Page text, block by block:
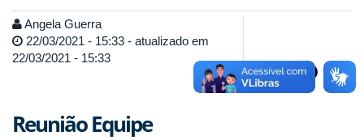
Angela Guerra
22/03/2021 - 15:33 - atualizado em
22/03/2021 - 15:33
Reunião Equipe